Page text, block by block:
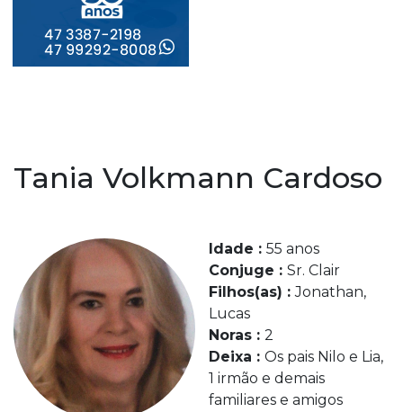
Tania Volkmann Cardoso
Idade : 55 anos
Conjuge : Sr. Clair
Filhos(as) :Jonathan,
Lucas
Noras : 2
Deixa : Os pais Nilo e Lia,
1 irmão e demais
familiares e amigos